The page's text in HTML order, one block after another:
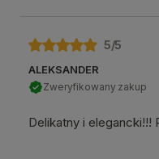
5/5
ALEKSANDER
Zweryfikowany zakup
Delikatny i elegancki!!!